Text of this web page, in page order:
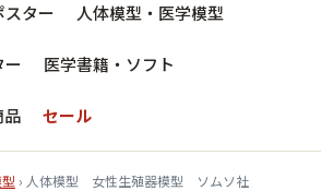
ター 人体模型・医学模型
医学書籍・ソフト
品 セール
› 人体模型 女性生殖器模型 ソムソ社